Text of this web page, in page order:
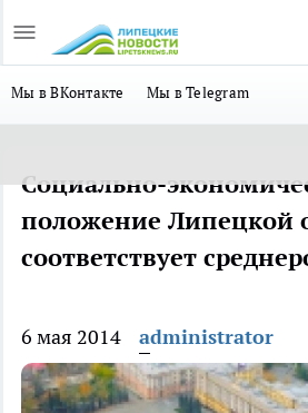
Мы в ВКонтакте Мы в Telegram
Социально-
положение Липецкой
соответствует
6 мая 2014 administrator